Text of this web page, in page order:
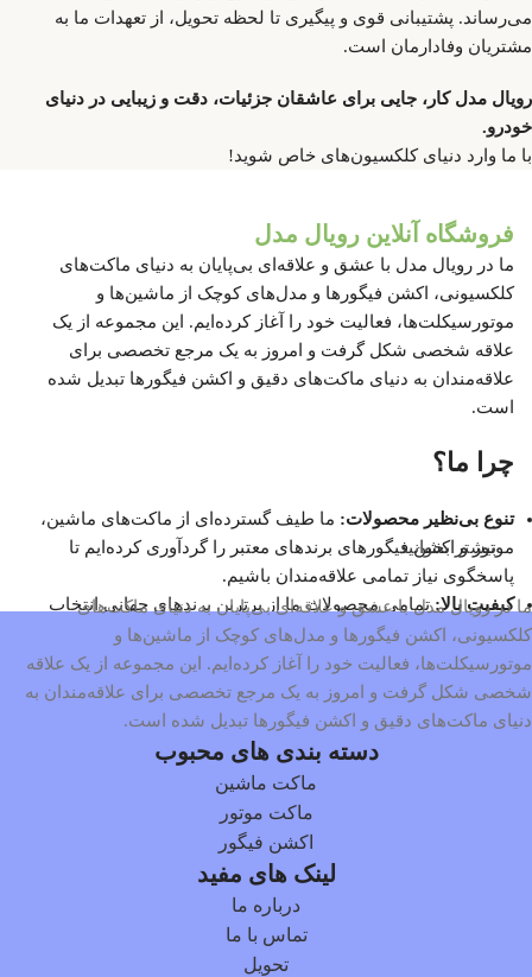
می‌رساند. پشتیبانی قوی و پیگیری تا لحظه تحویل، از تعهدات ما به
مشتریان وفادارمان است.
رویال مدل کار، جایی برای عاشقان جزئیات، دقت و زیبایی در دنیای
خودرو.
با ما وارد دنیای کلکسیون‌های خاص شوید!
فروشگاه آنلاین رویال مدل
ما در رویال مدل با عشق و علاقه‌ای بی‌پایان به دنیای ماکت‌های
کلکسیونی، اکشن فیگورها و مدل‌های کوچک از ماشین‌ها و
موتورسیکلت‌ها، فعالیت خود را آغاز کرده‌ایم. این مجموعه از یک
علاقه شخصی شکل گرفت و امروز به یک مرجع تخصصی برای
علاقه‌مندان به دنیای ماکت‌های دقیق و اکشن فیگورها تبدیل شده
است.
چرا ما؟
تنوع بی‌نظیر محصولات: ما طیف گسترده‌ای از ماکت‌های ماشین،
موتور و اکشن فیگورهای برندهای معتبر را گردآوری کرده‌ایم تا
پاسخگوی نیاز تمامی علاقه‌مندان باشیم.
کیفیت بالا:تمامی محصولات ما از برترین برندهای جهانی انتخاب
شده‌اند و جزئیات دقیقی دارند که آن‌ها را برای کلکسیونرها و
علاقه‌مندان جذاب می‌کند.
خرید آسان و مطمئن:با ارائه اطلاعات دقیق، تصاویر باکیفیت و
امکان مقایسه محصولات، تجربه خرید آنلاین راحت و لذت‌بخشی را
برای مشتریان خود فراهم کرده‌ایم.
پشتیبانی و مشاوره تخصصی:تیم ما آماده راهنمایی و پاسخگویی به
سوالات شماست تا بهترین انتخاب را داشته باشید.
هدف ما ارائه بهترین و خاص‌ترین ماکت‌های کلکسیونی و اکشن
فیگورها به علاقه‌مندان این حوزه است. ما تلاش می‌کنیم تا با ارائه
محصولاتی بی‌نظیر، اطلاعات جامع و تجربه خریدی مطمئن، دنیای
بیشتر بخوانید
ما در رویال مدل با عشق و علاقه‌ای بی‌پایان به دنیای ماکت‌های
کلکسیونی، اکشن فیگورها و مدل‌های کوچک از ماشین‌ها و
موتورسیکلت‌ها، فعالیت خود را آغاز کرده‌ایم. این مجموعه از یک علاقه
شخصی شکل گرفت و امروز به یک مرجع تخصصی برای علاقه‌مندان به
دنیای ماکت‌های دقیق و اکشن فیگورها تبدیل شده است.
دسته بندی های محبوب
ماکت ماشین
ماکت موتور
اکشن فیگور
لینک های مفید
درباره ما
تماس با ما
تحویل